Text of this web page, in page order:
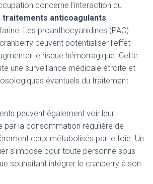
concerne l’interaction du
traitements anticoagulants,
Les proanthocyanidines (PAC)
peuvent potentialiser l’effet
le risque hémorragique. Cette
une surveillance médicale étroite et
éventuels du traitement
peuvent également voir leur
la consommation régulière de
ceux métabolisés par le foie. Un
s’impose pour toute personne sous
souhaitant intégrer le cranberry à son